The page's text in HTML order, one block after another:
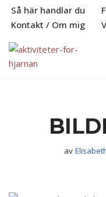
Hoppa
till
innehåll
Så här handlar du
Kontakt / Om mig
av